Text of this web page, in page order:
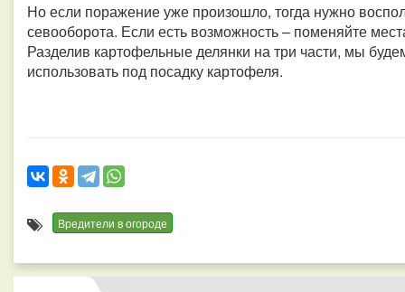
Но если поражение уже произошло, тогда нужно
севооборота. Если есть возможность – поменяйте
Разделив картофельные делянки на три части, мы
использовать под посадку картофеля.
Вредители в огороде